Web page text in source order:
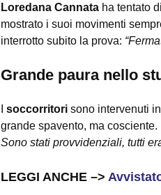
Loredana Cannata ha tentato
mostrato i suoi movimenti
interrotto subito la prova:
Grande paura nello
soccorritori sono intervenuti
grande spavento, ma
Sono stati provvidenziali, tutti
LEGGI ANCHE –>